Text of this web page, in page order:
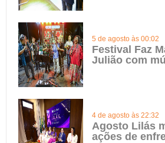
5 de agosto às 00:02
Festival Faz
Julião com
4 de agosto às 22:32
Agosto Lilás
ações de